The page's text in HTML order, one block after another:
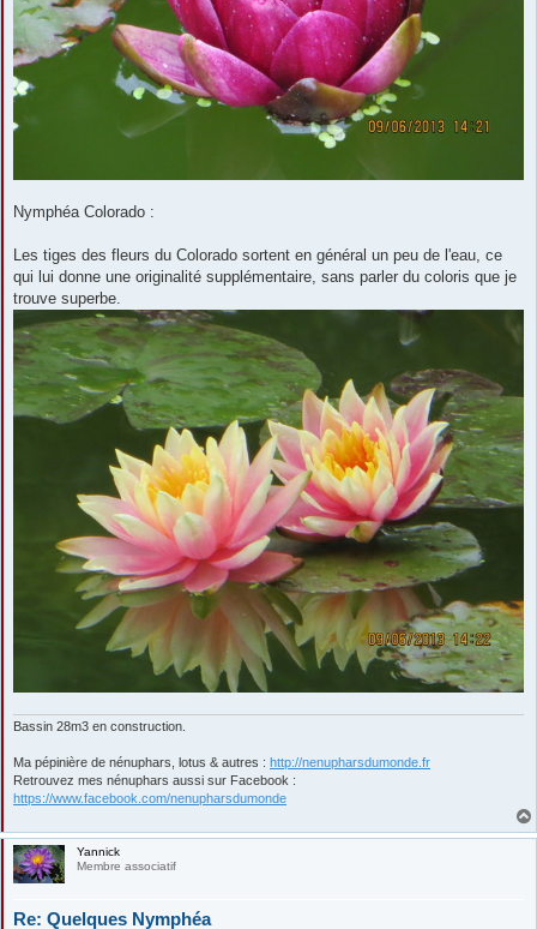
Nymphéa Colorado :
Les tiges des fleurs du Colorado sortent en général un peu de l'eau, ce
qui lui donne une originalité supplémentaire, sans parler du coloris que je
trouve superbe.
Bassin 28m3 en construction.
Ma pépinière de nénuphars, lotus & autres : http://nenupharsdumonde.fr
Retrouvez mes nénuphars aussi sur Facebook :
https://www.facebook.com/nenupharsdumonde
Yannick
Membre associatif
Re: Quelques Nymphéa